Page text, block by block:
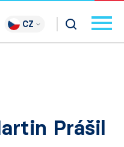
CZ
Prášil